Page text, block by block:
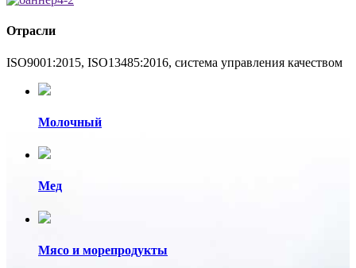
Отрасли
ISO9001:2015, ISO13485:2016, система управления качеством
Молочный
Мед
Мясо и морепродукты